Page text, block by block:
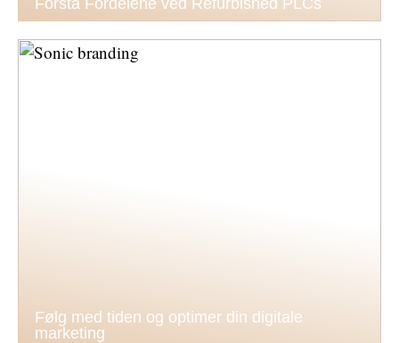
Forstå Fordelene ved Refurbished PLCs
Følg med tiden og optimer din digitale
marketing